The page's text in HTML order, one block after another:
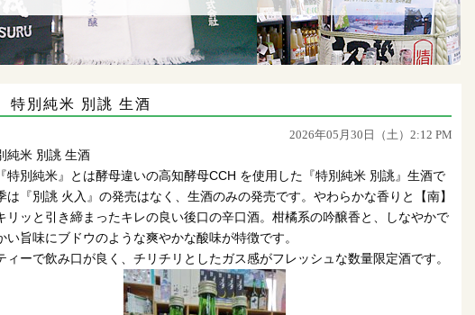
別純米 別誂 生酒
2026年05月30日（土）2:12 PM
米 別誂 生酒
特別純米』とは酵母違いの高知酵母CCH を使用した『特別純米 別誂』生酒で
は『別誂 火入』の発売はなく、生酒のみの発売です。 やわらかな香りと【南】
リッと引き締まったキレの良い後口の辛口酒。柑橘系の吟醸香と、しなやかで
い旨味にブドウのような爽やかな酸味が特徴です。
ィーで飲み口が良く、チリチリとしたガス感がフレッシュな数量限定酒です。